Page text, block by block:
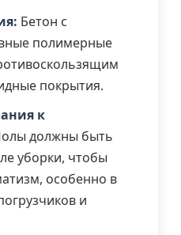
Бетон с
полимерные
покрытия.
к
должны быть
уборки, чтобы
особенно в
и